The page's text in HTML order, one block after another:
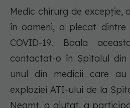
Medic chirurg de excepție,
în oameni, a plecat
COVID-19. Boala
contactat-o în Spitalul
unul din medicii care
exploziei ATI-ului de la
Neamț, a ajutat, a